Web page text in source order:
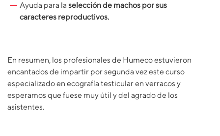
Ayuda para la selección de machos por sus
caracteres reproductivos.
En resumen, los profesionales de Humeco estuvieron
encantados de impartir por segunda vez este curso
especializado en ecografía testicular en verracos y
esperamos que fuese muy útil y del agrado de los
asistentes.